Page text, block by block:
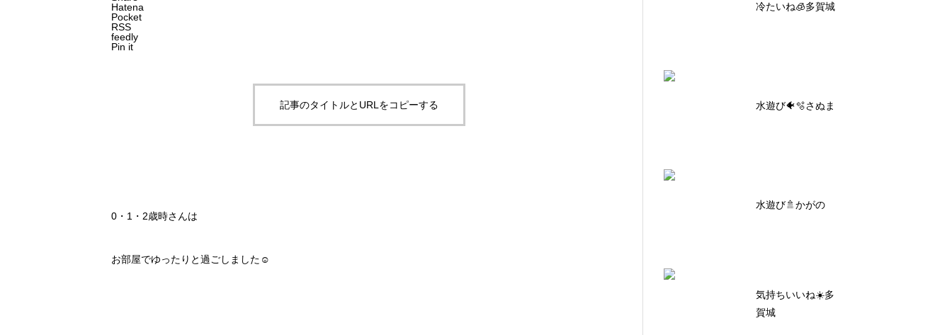
Hatena
Pocket
RSS
feedly
Pin it
記事のタイトルとURLをコピーする
0・1・2歳時さんは
お部屋でゆったりと過ごしました☺️
冷たいね🧊多賀城
水遊び🐠🫧さぬま
水遊び🚿かがの
気持ちいいね☀️多
賀城